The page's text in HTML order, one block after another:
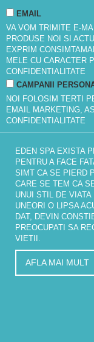
EMAIL
VA VOM TRIMITE E-
PRODUSE NOI SI
EXPRIM
MELE CU CARACTER
CONFIDENTIALITATE
CAMPANII
NOI FOLOSIM TERTI
EMAIL MARKETING,
CONFIDENTIALITATE
EDEN SPA EXISTA
PENTRU A FACE
SIMT CA SE PIERD
CARE SE TEM CA
UNUI STIL DE
UNEORI O LIPSA
DAT, DEVIN
PREOCUPATI SA
VIETII.
AFLA MAI MULT